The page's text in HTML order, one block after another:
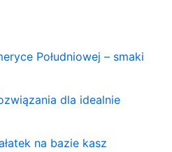
Południowej – smaki
dla idealnie
na bazie kasz